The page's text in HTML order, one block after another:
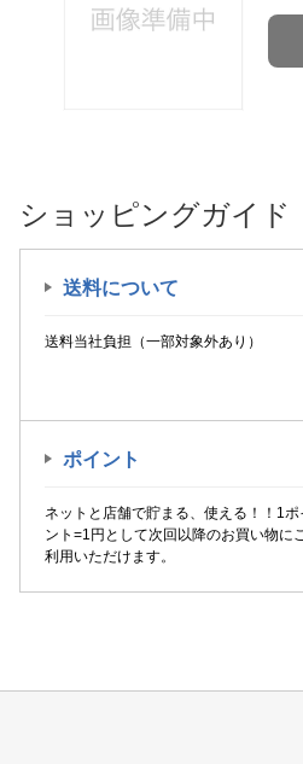
ショッピングガイド
送料について
送料当社負担（一部対象外あり）
ポイント
ネットと店舗で貯まる、使える！！1ポ
ント=1円として次回以降のお買い物に
利用いただけます。